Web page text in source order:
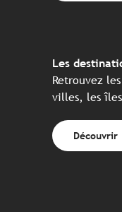
Les
Retrouvez
villes, les
Découvrir